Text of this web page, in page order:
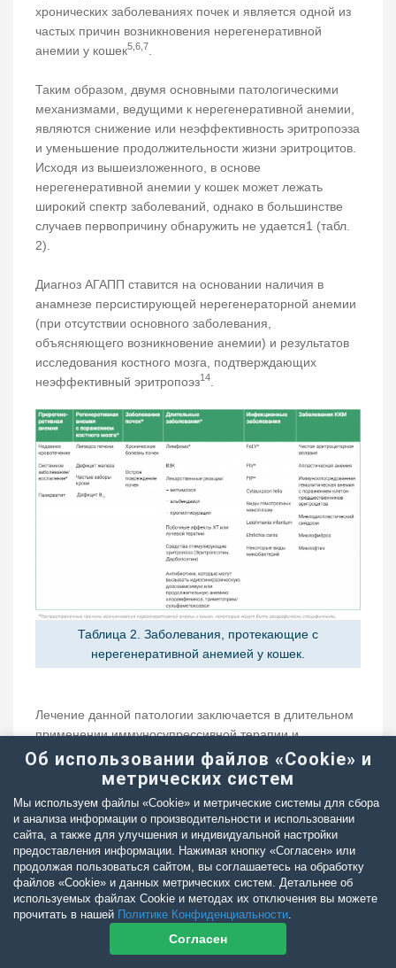
хронических заболеваниях почек и является одной из
частых причин возникновения нерегенеративной
анемии у кошек5,6,7
Таким образом, двумя основными патологическими
механизмами, ведущими к нерегенеративной анемии,
являются снижение или неэффективность эритропоэза
и уменьшение продолжительности жизни эритроцитов.
Исходя из вышеизложенного, в основе
нерегенеративной анемии у кошек может лежать
широкий спектр заболеваний, однако в большинстве
случаев первопричину обнаружить не удается1 (табл.
2).
Диагноз АГАПП ставится на основании наличия в
анамнезе персистирующей нерегенераторной анемии
(при отсутствии основного заболевания,
объясняющего возникновение анемии) и результатов
исследования костного мозга, подтверждающих
неэффективный эритропоэз14
Таблица 2. Заболевания, протекающие с
нерегенеративной анемией у кошек.
Лечение данной патологии заключается в длительном
применении иммуносупрессивной терапии и
переливании компонентов крови при выраженной
гипоксии (табл. 3). Владельцы должны быть готовы
денежным затратам на протяжении недель, а иногда и
месяцев лечения до достижения регенеративного
ответа и клинической ремиссии
На сегодняшний день представлено мало информации
об аутоиммунной гемолитической анемии с
поражением клеток-предшественников у кошек и
отсутствуют оптимальные иммуносупрессивные
Об использовании файлов «Cookie» и
метрических систем
Мы используем файлы «Cookie» и метрические системы для сбора
и анализа информации о производительности и использовании
сайта, а также для улучшения и индивидуальной настройки
предоставления информации. Нажимая кнопку «Согласен» или
продолжая пользоваться сайтом, вы соглашаетесь на обработку
файлов «Cookie» и данных метрических систем. Детальнее об
используемых файлах Cookie и методах их отключения вы можете
прочитать в нашей Политике Конфиденциальности.
Согласен